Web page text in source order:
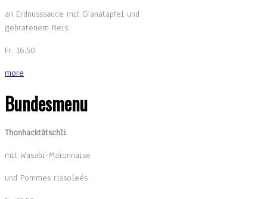
an Erdnusssauce mit Granatapfel und
gebratenem Reis
Fr. 16.50
more
Bundesmenu
Thonhacktätschli
mit Wasabi-Maionnaise
und Pommes rissoleés